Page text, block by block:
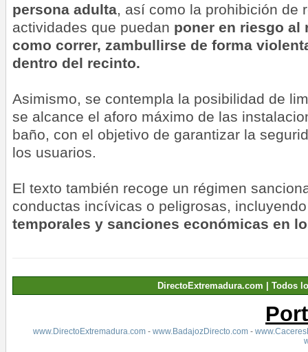
persona adulta, así como la prohibición de
actividades que puedan poner en riesgo al
como correr, zambullirse de forma
dentro del recinto.
Asimismo, se contempla la posibilidad de
se alcance el aforo máximo de las
baño, con el objetivo de garantizar la
los usuarios.
El texto también recoge un régimen
conductas incívicas o peligrosas,
temporales y sanciones económicas en
DirectoExtremadura.com | Todos
www.DirectoExtremadura.com- www.BadajozDirecto.com-